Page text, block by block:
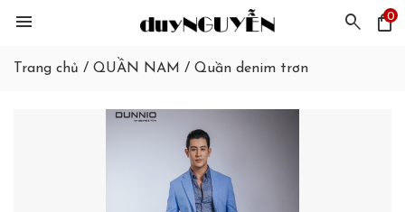
menu search shopping_bag
0
Trang chủ / QUẦN NAM / Quần denim trơn